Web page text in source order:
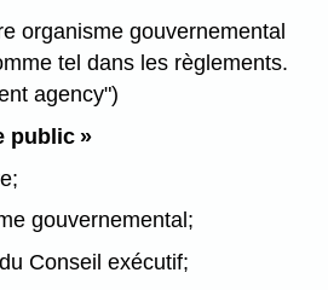
organisme gouvernemental
tel dans les règlements.
agency")
public »
gouvernemental;
Conseil exécutif;